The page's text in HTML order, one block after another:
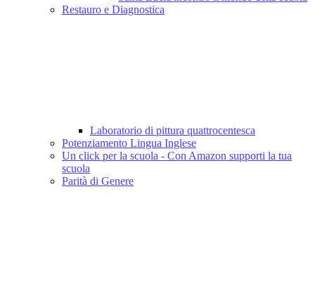
Restauro e Diagnostica
Laboratorio di pittura quattrocentesca
Potenziamento Lingua Inglese
Un click per la scuola - Con Amazon supporti la tua
scuola
Parità di Genere